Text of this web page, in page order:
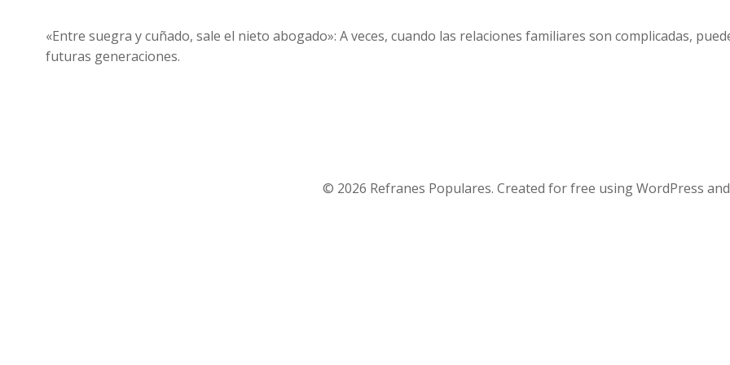
«Entre suegra y cuñado, sale el nieto abogado»: A veces, cuando las relaciones familiares son complicadas,
futuras generaciones.
© 2026 Refranes Populares. Created for free using WordPress